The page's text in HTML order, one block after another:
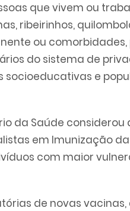
que vivem ou
ribeirinhos,
ou comorbidades,
do sistema de
e
da Saúde
em Imunização
com maior
de novas